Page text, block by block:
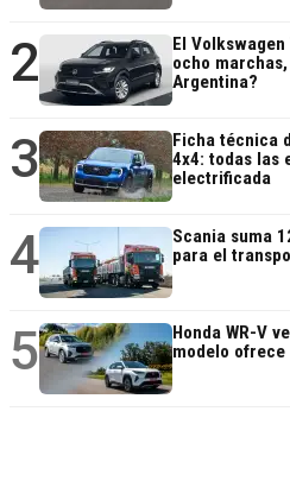
2
El
ocho
Argentina?
3
Ficha técnica
4x4: todas las
electrificada
4
Scania suma
para el
5
Honda WR-V
modelo